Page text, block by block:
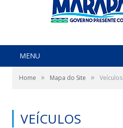
MENU
Home » Mapa do Site » Veículos
VEÍCULOS